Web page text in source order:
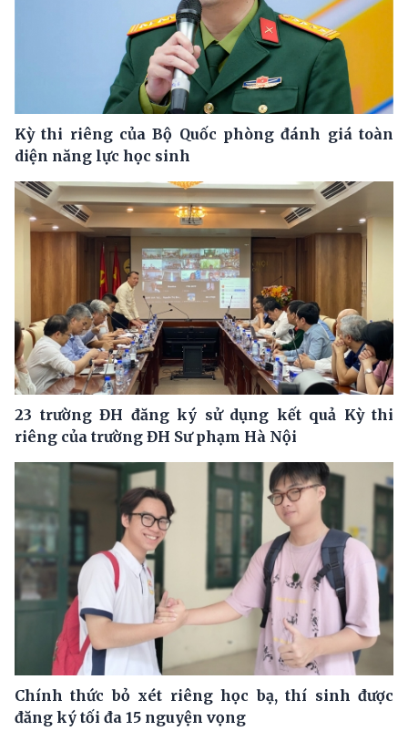
Kỳ thi riêng của Bộ Quốc phòng đánh giá toàn
diện năng lực học sinh
23 trường ĐH đăng ký sử dụng kết quả Kỳ thi
riêng của trường ĐH Sư phạm Hà Nội
Chính thức bỏ xét riêng học bạ, thí sinh được
đăng ký tối đa 15 nguyện vọng